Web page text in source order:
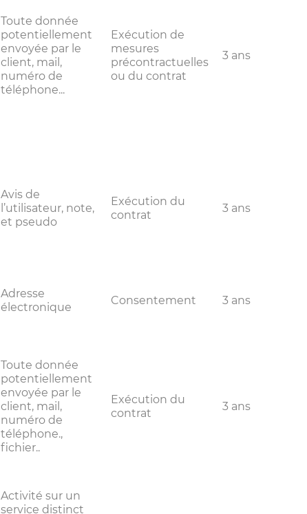
Toute donnée
potentiellement
envoyée par le
client, mail,
numéro de
téléphone...
Exécution de
mesures
précontractuelles
ou du contrat
3 ans
Avis de
l’utilisateur, note,
et pseudo
Exécution du
contrat
3 ans
Adresse
électronique
Consentement 3 ans
Toute donnée
potentiellement
envoyée par le
client, mail,
numéro de
téléphone.,
fichier..
Exécution du
contrat
3 ans
Activité sur un
service distinct